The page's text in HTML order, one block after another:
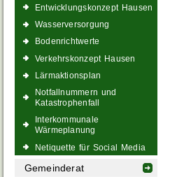
Entwicklungskonzept Hausen
Wasserversorgung
Bodenrichtwerte
Verkehrskonzept Hausen
Lärmaktionsplan
Notfallnummern und
Katastrophenfall
Interkommunale
Wärmeplanung
Netiquette für Social Media
Gemeinderat